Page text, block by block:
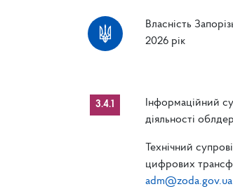
Власність
2026 рік
3.4.1
Інформаційний
діяльності
Технічний
цифрових
adm@zoda.gov.ua